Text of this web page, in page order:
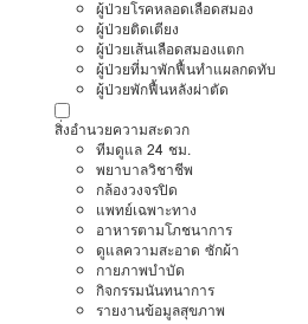
ผู้ป่วยโรคหลอดเลือดสมอง
ผู้ป่วยติดเตียง
ผู้ป่วยเส้นเลือดสมองแตก
ผู้ป่วยที่มาพักฟื้นทำแผลกดทับ
ผู้ป่วยพักฟื้นหลังผ่าตัด
สิ่งอำนวยความสะดวก
ทีมดูแล 24 ชม.
พยาบาลวิชาชีพ
กล้องวงจรปิด
แพทย์เฉพาะทาง
อาหารตามโภชนาการ
ดูแลความสะอาด ซักผ้า
กายภาพบำบัด
กิจกรรมนันทนาการ
รายงานข้อมูลสุขภาพ